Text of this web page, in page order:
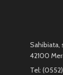
Sahibiata,
42100
Tel: